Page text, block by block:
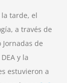
la tarde, el
a través de
de
y la
estuvieron a